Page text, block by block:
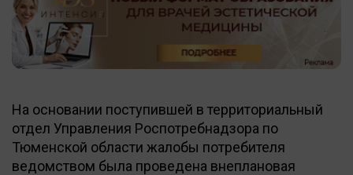
На основании поступившей в территориальный
отдел Управления Роспотребнадзора по
Тюменской области жалобы потребителя
ведомством была проведена внеплановая